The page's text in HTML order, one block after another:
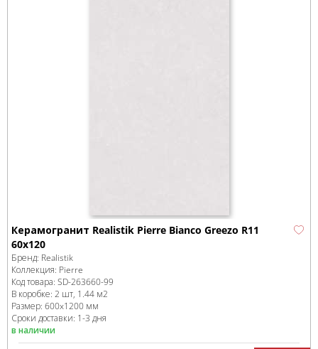
Керамогранит Realistik Pierre Bianco Greezo R11
60x120
Бренд: Realistik
Коллекция: Pierre
Код товара: SD-263660-99
В коробке: 2 шт, 1.44 м2
Размер: 600x1200 мм
Сроки доставки: 1-3 дня
в наличии